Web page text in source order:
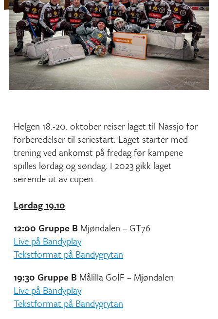
Helgen 18.-20. oktober reiser laget til Nässjö for
forberedelser til seriestart. Laget starter med
trening ved ankomst på fredag før kampene
spilles lørdag og søndag. I 2023 gikk laget
seirende ut av cupen.
Lørdag 19.10
12:00 Gruppe B Mjøndalen – GT76
Live på Bandyplay
Tekstformat på Bandygrytan
19:30 Gruppe B Målilla GoIF – Mjøndalen
Live på Bandyplay
Tekstformat på Bandygrytan